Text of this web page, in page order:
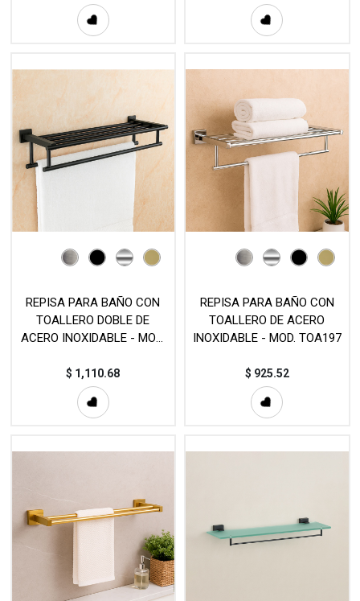
VTR-206C12T) MOD. KIT1
REPISA PARA BAÑO CON
TOALLERO DOBLE DE
ACERO INOXIDABLE - MOD.
$ 1,110.68
REPISA PARA BAÑO CON
TOALLERO DE ACERO
INOXIDABLE - MOD. TOA197
$ 925.52